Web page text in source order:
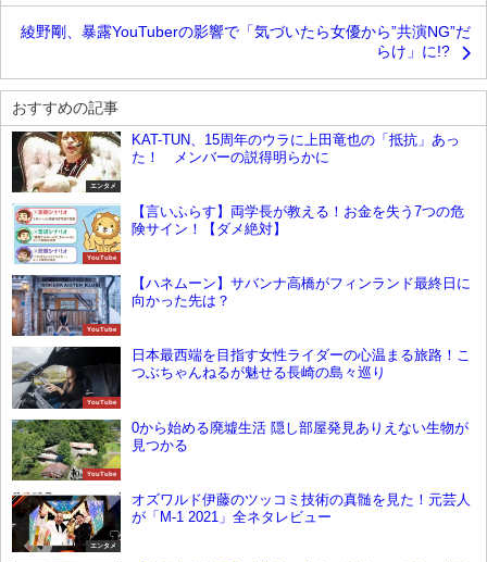
綾野剛、暴露YouTuberの影響で「気づいたら女優から”共演NG”だ
らけ」に!?
おすすめの記事
エンタメ
KAT-TUN、15周年のウラに上田竜也の「抵抗」あっ
た！ メンバーの説得明らかに
YouTube
【言いふらす】両学長が教える！お金を失う7つの危
険サイン！【ダメ絶対】
YouTube
【ハネムーン】サバンナ高橋がフィンランド最終日に
向かった先は？
YouTube
日本最西端を目指す女性ライダーの心温まる旅路！こ
つぶちゃんねるが魅せる長崎の島々巡り
YouTube
0から始める廃墟生活 隠し部屋発見ありえない生物が
見つかる
エンタメ
オズワルド伊藤のツッコミ技術の真髄を見た！元芸人
が「M-1 2021」全ネタレビュー